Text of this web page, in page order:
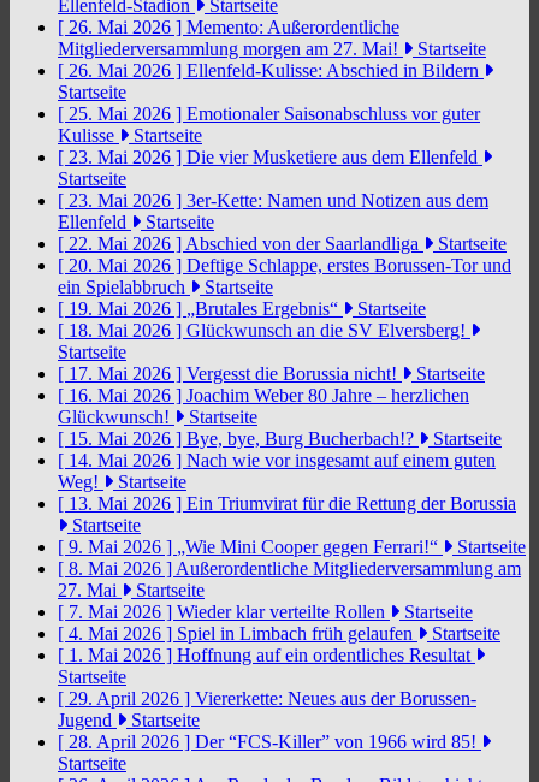
Ellenfeld-Stadion
Startseite
[ 26. Mai 2026 ] Memento: Außerordentliche
Mitgliederversammlung morgen am 27. Mai!
Startseite
[ 26. Mai 2026 ] Ellenfeld-Kulisse: Abschied in Bildern
Startseite
[ 25. Mai 2026 ] Emotionaler Saisonabschluss vor guter
Kulisse
Startseite
[ 23. Mai 2026 ] Die vier Musketiere aus dem Ellenfeld
Startseite
[ 23. Mai 2026 ] 3er-Kette: Namen und Notizen aus dem
Ellenfeld
Startseite
[ 22. Mai 2026 ] Abschied von der Saarlandliga
Startseite
[ 20. Mai 2026 ] Deftige Schlappe, erstes Borussen-Tor und
ein Spielabbruch
Startseite
[ 19. Mai 2026 ] „Brutales Ergebnis“
Startseite
[ 18. Mai 2026 ] Glückwunsch an die SV Elversberg!
Startseite
[ 17. Mai 2026 ] Vergesst die Borussia nicht!
Startseite
[ 16. Mai 2026 ] Joachim Weber 80 Jahre – herzlichen
Glückwunsch!
Startseite
[ 15. Mai 2026 ] Bye, bye, Burg Bucherbach!?
Startseite
[ 14. Mai 2026 ] Nach wie vor insgesamt auf einem guten
Weg!
Startseite
[ 13. Mai 2026 ] Ein Triumvirat für die Rettung der Borussia
Startseite
[ 9. Mai 2026 ] „Wie Mini Cooper gegen Ferrari!“
Startseite
[ 8. Mai 2026 ] Außerordentliche Mitgliederversammlung am
27. Mai
Startseite
[ 7. Mai 2026 ] Wieder klar verteilte Rollen
Startseite
[ 4. Mai 2026 ] Spiel in Limbach früh gelaufen
Startseite
[ 1. Mai 2026 ] Hoffnung auf ein ordentliches Resultat
Startseite
[ 29. April 2026 ] Viererkette: Neues aus der Borussen-
Jugend
Startseite
[ 28. April 2026 ] Der “FCS-Killer” von 1966 wird 85!
Startseite